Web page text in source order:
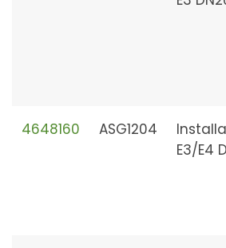
4648160 ASG1204
E3/E4